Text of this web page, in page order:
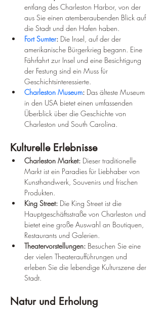
entlang des Charleston Harbor, von der
aus Sie einen atemberaubenden Blick auf
die Stadt und den Hafen haben.
Fort Sumter: Die Insel, auf der der
amerikanische Bürgerkrieg begann. Eine
Fährfahrt zur Insel und eine Besichtigung
der Festung sind ein Muss für
Geschichtsinteressierte.
Charleston Museum: Das älteste Museum
in den USA bietet einen umfassenden
Überblick über die Geschichte von
Charleston und South Carolina.
Kulturelle Erlebnisse
Charleston Market: Dieser traditionelle
Markt ist ein Paradies für Liebhaber von
Kunsthandwerk, Souvenirs und frischen
Produkten.
King Street: Die King Street ist die
Hauptgeschäftsstraße von Charleston und
bietet eine große Auswahl an Boutiquen,
Restaurants und Galerien.
Theatervorstellungen: Besuchen Sie eine
der vielen Theateraufführungen und
erleben Sie die lebendige Kulturszene der
Stadt.
Natur und Erholung